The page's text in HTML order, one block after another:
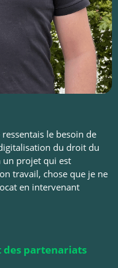
le besoin de
du droit du
un projet qui est
travail, chose que je ne
en intervenant
des partenariats